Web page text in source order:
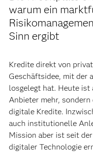
warum ein
Sinn ergibt
Kredite direkt von
Geschäftsidee, mit der
losgelegt hat. Heute ist
Anbieter mehr,
digitale Kredite.
auch institutionelle
Mission aber ist seit
digitaler Technologie